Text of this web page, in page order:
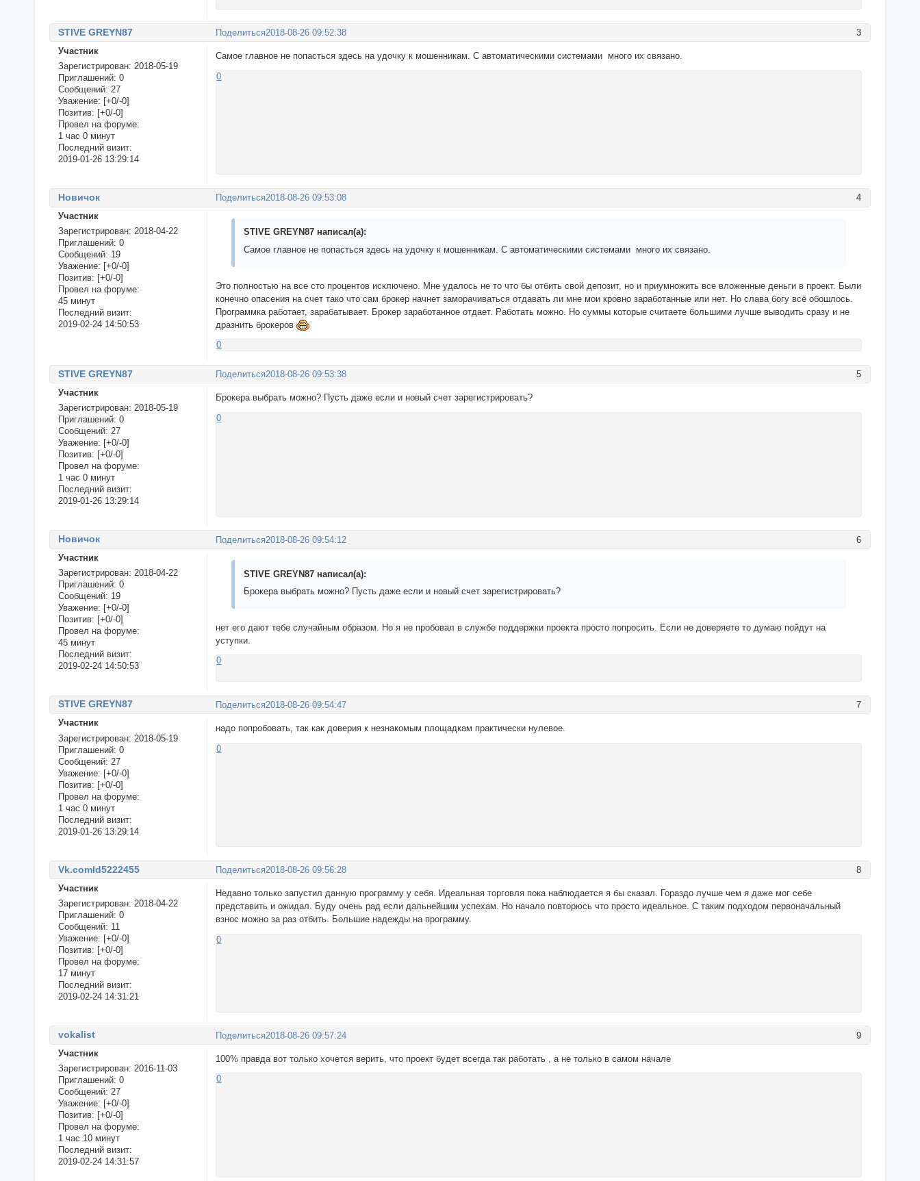
Поделиться 3
2018-08-26 09:52:38
STIVE GREYN87
Участник
Зарегистрирован: 2018-05-19
Приглашений: 0
Сообщений: 27
Уважение: [+0/-0]
Позитив: [+0/-0]
Провел на форуме:
1 час 0 минут
Последний визит:
2019-01-26 13:29:14
Самое главное не попасться здесь на удочку к мошенникам. С автоматическими системами много их связано.
0
Поделиться 4
2018-08-26 09:53:08
Новичок
Участник
Зарегистрирован: 2018-04-22
Приглашений: 0
Сообщений: 19
Уважение: [+0/-0]
Позитив: [+0/-0]
Провел на форуме:
45 минут
Последний визит:
2019-02-24 14:50:53
STIVE GREYN87 написал(а):
Самое главное не попасться здесь на удочку к мошенникам. С автоматическими системами много их связано.
Это полностью на все сто процентов исключено. Мне удалось не то что бы отбить свой депозит, но и приумножить все вложенные деньги в проект. Были
конечно опасения на счет тако что сам брокер начнет заморачиваться отдавать ли мне мои кровно заработанные или нет. Но слава богу всё обошлось.
Программка работает, зарабатывает. Брокер заработанное отдает. Работать можно. Но суммы которые считаете большими лучше выводить сразу и не
дразнить брокеров
0
Поделиться 5
2018-08-26 09:53:38
STIVE GREYN87
Участник
Зарегистрирован: 2018-05-19
Приглашений: 0
Сообщений: 27
Уважение: [+0/-0]
Позитив: [+0/-0]
Провел на форуме:
1 час 0 минут
Последний визит:
2019-01-26 13:29:14
Брокера выбрать можно? Пусть даже если и новый счет зарегистрировать?
0
Поделиться 6
2018-08-26 09:54:12
Новичок
Участник
Зарегистрирован: 2018-04-22
Приглашений: 0
Сообщений: 19
Уважение: [+0/-0]
Позитив: [+0/-0]
Провел на форуме:
45 минут
Последний визит:
2019-02-24 14:50:53
STIVE GREYN87 написал(а):
Брокера выбрать можно? Пусть даже если и новый счет зарегистрировать?
нет его дают тебе случайным образом. Но я не пробовал в службе поддержки проекта просто попросить. Если не доверяете то думаю пойдут на
уступки.
0
Поделиться 7
2018-08-26 09:54:47
STIVE GREYN87
Участник
Зарегистрирован: 2018-05-19
Приглашений: 0
Сообщений: 27
Уважение: [+0/-0]
Позитив: [+0/-0]
Провел на форуме:
1 час 0 минут
Последний визит:
2019-01-26 13:29:14
надо попробовать, так как доверия к незнакомым площадкам практически нулевое.
0
Поделиться 8
2018-08-26 09:56:28
Vk.comId5222455
Участник
Зарегистрирован: 2018-04-22
Приглашений: 0
Сообщений: 11
Уважение: [+0/-0]
Позитив: [+0/-0]
Провел на форуме:
17 минут
Последний визит:
2019-02-24 14:31:21
Недавно только запустил данную программу у себя. Идеальная торговля пока наблюдается я бы сказал. Гораздо лучше чем я даже мог себе
представить и ожидал. Буду очень рад если дальнейшим успехам. Но начало повторюсь что просто идеальное. С таким подходом первоначальный
взнос можно за раз отбить. Большие надежды на программу.
0
Поделиться 9
2018-08-26 09:57:24
vokalist
Участник
Зарегистрирован: 2016-11-03
Приглашений: 0
Сообщений: 27
Уважение: [+0/-0]
Позитив: [+0/-0]
Провел на форуме:
1 час 10 минут
Последний визит:
2019-02-24 14:31:57
100% правда вот только хочется верить, что проект будет всегда так работать , а не только в самом начале
0